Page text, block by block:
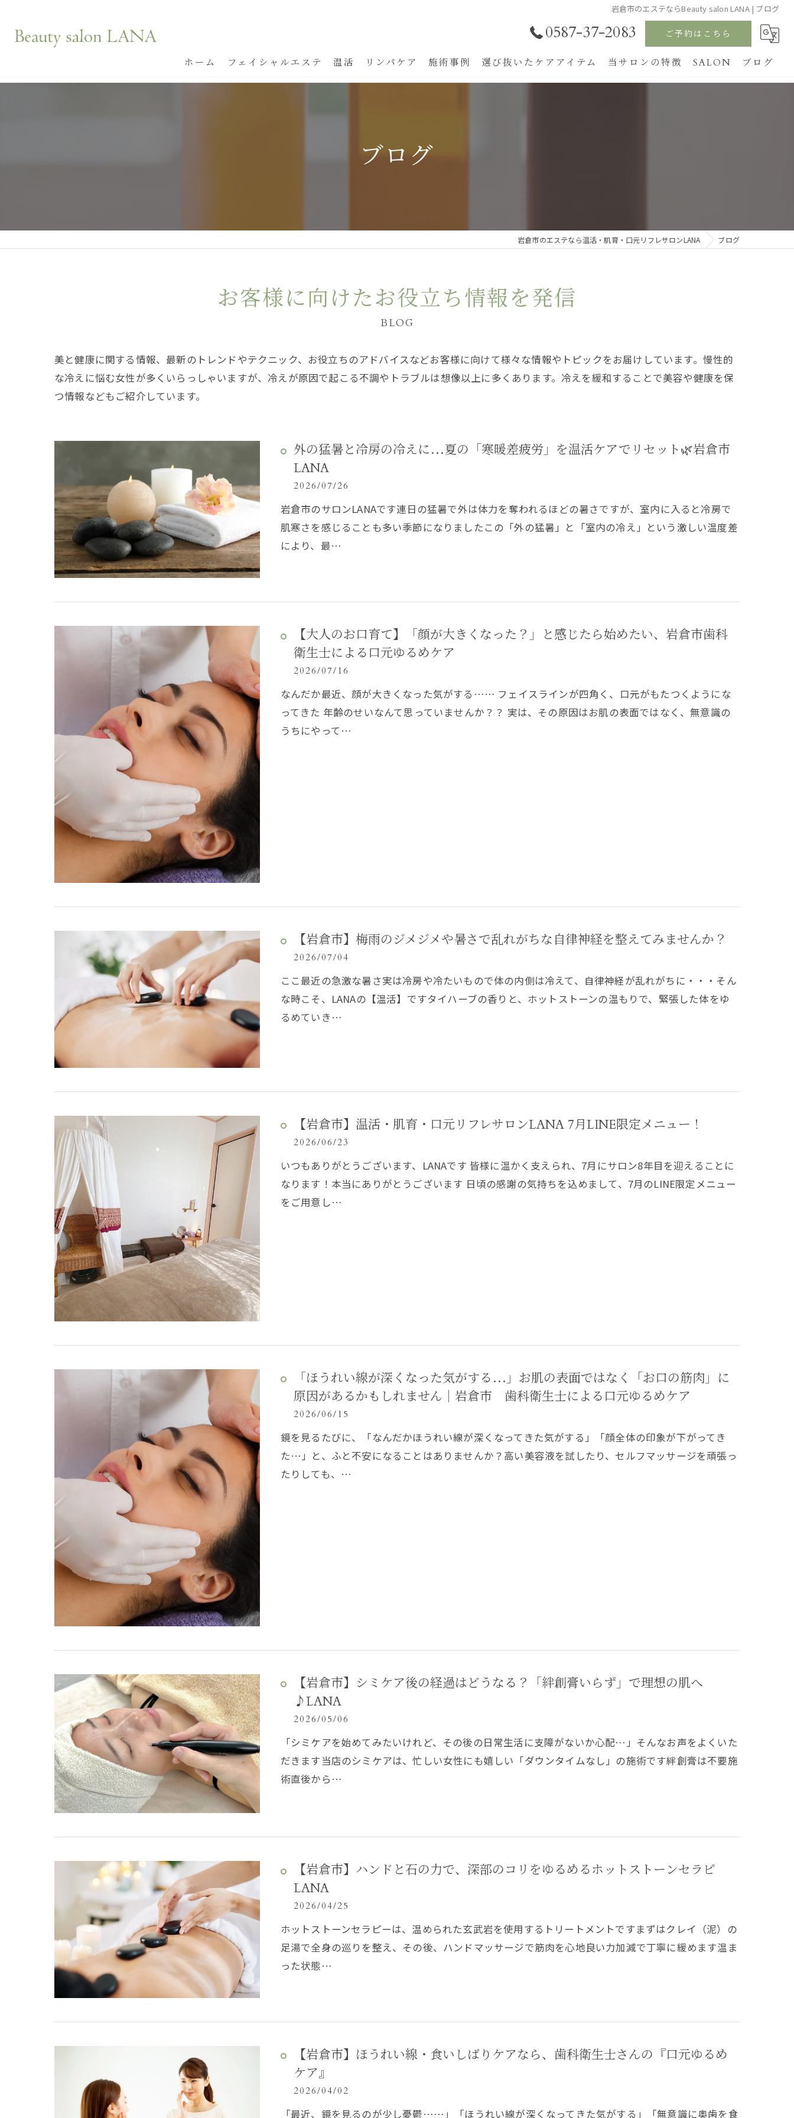
岩倉市のエステならBeauty salon LANA | ブログ
0587-37-2083 ご予約はこちら
ホーム フェイシャルエステ 温活 リンパケア 施術事例 選び抜いたケアアイテム 当サロンの特徴 SALON ブログ
ブログ
岩倉市のエステなら温活・肌育・口元リフレサロンLANA ブログ
お客様に向けたお役立ち情報を発信
BLOG
美と健康に関する情報、最新のトレンドやテクニック、お役立ちのアドバイスなどお客様に向けて様々な情報やトピックをお届けしています。慢性的
な冷えに悩む女性が多くいらっしゃいますが、冷えが原因で起こる不調やトラブルは想像以上に多くあります。冷えを緩和することで美容や健康を保
つ情報などもご紹介しています。
外の猛暑と冷房の冷えに…夏の「寒暖差疲労」を温活ケアでリセット🌿岩倉市
LANA
2026/07/26
岩倉市のサロンLANAです連日の猛暑で外は体力を奪われるほどの暑さですが、室内に入ると冷房で
肌寒さを感じることも多い季節になりましたこの「外の猛暑」と「室内の冷え」という激しい温度差
により、最…
【大人のお口育て】「顔が大きくなった？」と感じたら始めたい、岩倉市歯科
衛生士による口元ゆるめケア
2026/07/16
なんだか最近、顔が大きくなった気がする…… フェイスラインが四角く、口元がもたつくようにな
ってきた 年齢のせいなんて思っていませんか？？ 実は、その原因はお肌の表面ではなく、無意識の
うちにやって…
【岩倉市】梅雨のジメジメや暑さで乱れがちな自律神経を整えてみませんか？
2026/07/04
ここ最近の急激な暑さ実は冷房や冷たいもので体の内側は冷えて、自律神経が乱れがちに・・・そん
な時こそ、LANAの【温活】ですタイハーブの香りと、ホットストーンの温もりで、緊張した体をゆ
るめていき…
【岩倉市】温活・肌育・口元リフレサロンLANA 7月LINE限定メニュー！
2026/06/23
いつもありがとうございます、LANAです 皆様に温かく支えられ、7月にサロン8年目を迎えることに
なります！本当にありがとうございます 日頃の感謝の気持ちを込めまして、7月のLINE限定メニュー
をご用意し…
「ほうれい線が深くなった気がする…」お肌の表面ではなく「お口の筋肉」に
原因があるかもしれません｜岩倉市 歯科衛生士による口元ゆるめケア
2026/06/15
鏡を見るたびに、「なんだかほうれい線が深くなってきた気がする」「顔全体の印象が下がってき
た…」と、ふと不安になることはありませんか？高い美容液を試したり、セルフマッサージを頑張っ
たりしても、…
【岩倉市】シミケア後の経過はどうなる？「絆創膏いらず」で理想の肌へ
♪LANA
2026/05/06
「シミケアを始めてみたいけれど、その後の日常生活に支障がないか心配…」そんなお声をよくいた
だきます当店のシミケアは、忙しい女性にも嬉しい「ダウンタイムなし」の施術です絆創膏は不要施
術直後から…
【岩倉市】ハンドと石の力で、深部のコリをゆるめるホットストーンセラピ
LANA
2026/04/25
ホットストーンセラピーは、温められた玄武岩を使用するトリートメントですまずはクレイ（泥）の
足湯で全身の巡りを整え、その後、ハンドマッサージで筋肉を心地良い力加減で丁寧に緩めます温ま
った状態…
【岩倉市】ほうれい線・食いしばりケアなら、歯科衛生士さんの『口元ゆるめ
ケア』
2026/04/02
「最近、鏡を見るのが少し憂鬱……」「ほうれい線が深くなってきた気がする」「無意識に奥歯を食